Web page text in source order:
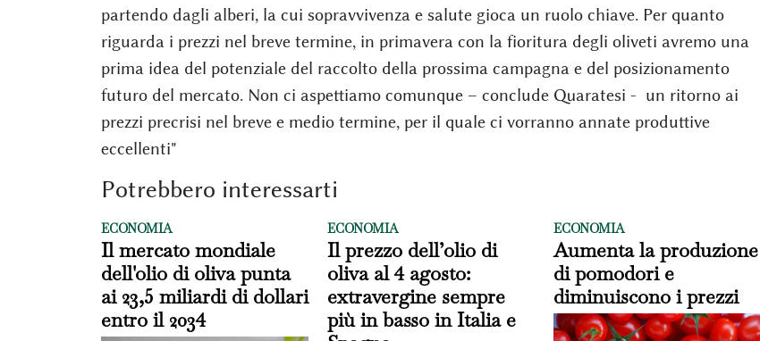
partendo dagli alberi, la cui sopravvivenza e salute gioca un ruolo chiave. Per quanto
riguarda i prezzi nel breve termine, in primavera con la fioritura degli oliveti avremo una
prima idea del potenziale del raccolto della prossima campagna e del posizionamento
futuro del mercato. Non ci aspettiamo comunque – conclude Quaratesi - un ritorno ai
prezzi precrisi nel breve e medio termine, per il quale ci vorranno annate produttive
eccellenti"
Potrebbero interessarti
ECONOMIA
Il mercato mondiale
dell'olio di oliva punta
ai 23,5 miliardi di dollari
entro il 2034
ECONOMIA
Il prezzo dell’olio di
oliva al 4 agosto:
extravergine sempre
più in basso in Italia e
ECONOMIA
Aumenta la produzione
di pomodori e
diminuiscono i prezzi